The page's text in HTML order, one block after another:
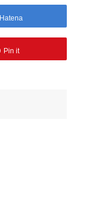
Hatena
Pin it